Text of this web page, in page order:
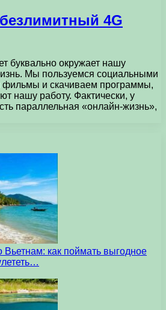
4G
буквально окружает нашу
Мы пользуемся социальными
фильмы и скачиваем программы,
нашу работу. Фактически, у
параллельная «онлайн-жизнь»,
Вьетнам: как поймать выгодное